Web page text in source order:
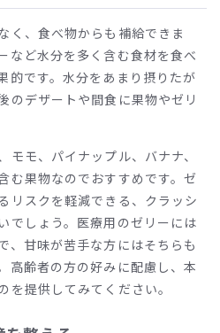
く、食べ物からも補給できま
など水分を多く含む食材を食べ
的です。水分をあまり摂りたが
のデザートや間食に果物やゼリ
モモ、パイナップル、バナナ、
む果物なのでおすすめです。ゼ
リスクを軽減できる、クラッシ
でしょう。医療用のゼリーには
、甘味が苦手な方にはそちらも
高齢者の方の好みに配慮し、本
を提供してみてください。